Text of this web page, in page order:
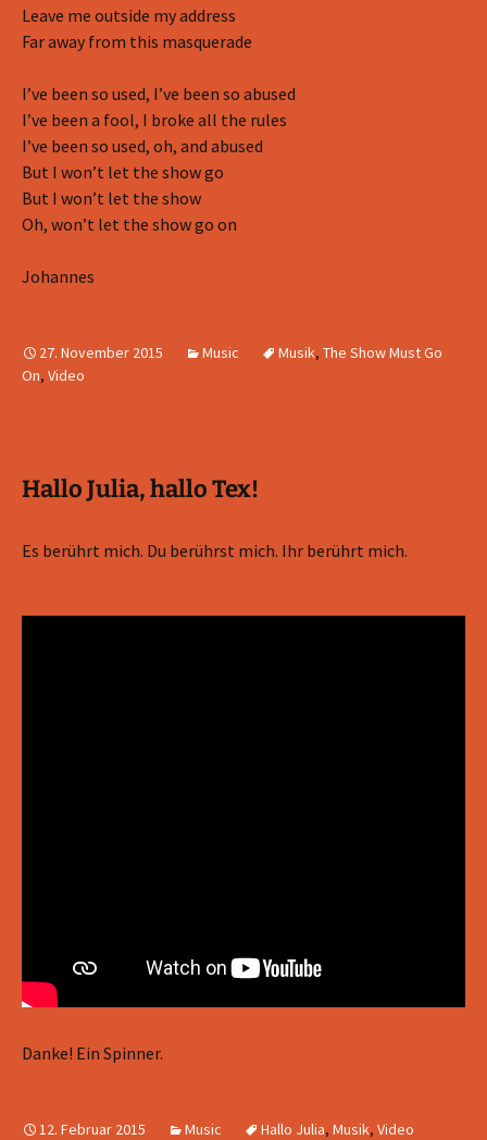
Leave me outside my address
Far away from this masquerade
I’ve been so used, I’ve been so abused
I’ve been a fool, I broke all the rules
I’ve been so used, oh, and abused
But I won’t let the show go
But I won’t let the show
Oh, won’t let the show go on
Johannes
27. November 2015 Music Musik, The Show Must Go
On, Video
Hallo Julia, hallo Tex!
Es berührt mich. Du berührst mich. Ihr berührt mich.
Danke! Ein Spinner.
12. Februar 2015 Music Hallo Julia, Musik, Video